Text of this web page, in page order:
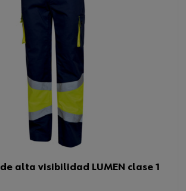
alta visibilidad LUMEN clase 1